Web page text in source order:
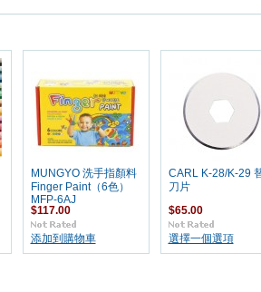
MUNGYO 洗手指顏料
Finger Paint（6色）
MFP-6AJ
$117.00
添加到購物車
CARL K-28/K-29
刀片
$65.00
選擇一個選項